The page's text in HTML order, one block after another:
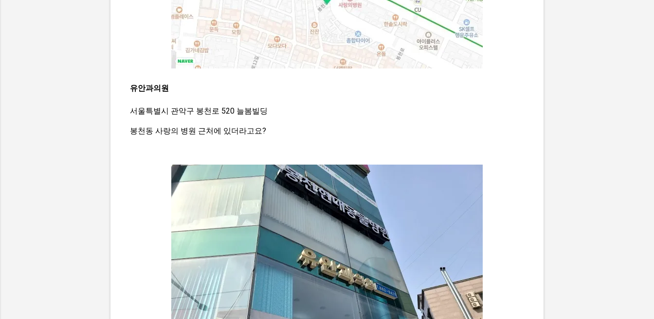
유안과의원
서울특별시 관악구 봉천로 520 늘봄빌딩
봉천동 사랑의 병원 근처에 있더라고요?